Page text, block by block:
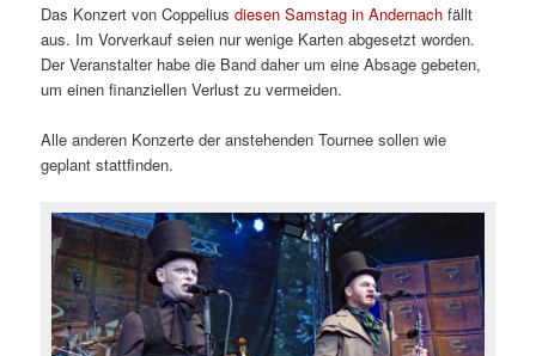
Das Konzert von Coppeliusdiesen Samstag in Andernach fällt
aus. Im Vorverkauf seien nur wenige Karten abgesetzt worden.
Der Veranstalter habe die Band daher um eine Absage gebeten,
um einen finanziellen Verlust zu vermeiden.
Alle anderen Konzerte der anstehenden Tournee sollen wie
geplant stattfinden.